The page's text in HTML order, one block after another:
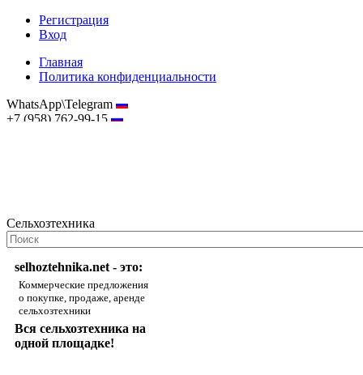
Регистрация
Вход
Главная
Политика конфиденциальности
WhatsApp\Telegram
+7 (958) 762-99-15
Сельхозтехника
selhoztehnika.net - это:
Коммерческие предложения
о покупке, продаже, аренде
сельхозтехники
Вся сельхозтехника на
одной площадке!